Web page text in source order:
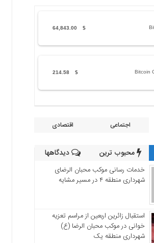
$
64,843.00
Bitcoin
$
214.58
اجتماعی اقتصادی
محبوب ترین دیدگاهها
خدمات رسانی موکب محبان الرضای
شهرداری منطقه ۴ در مسیر مشایه
استقبال زائرین اربعین از مراسم تعزیه
خوانی در موکب محبان الرضا (ع)
شهرداری منطقه یک